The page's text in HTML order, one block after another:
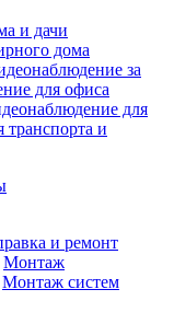
и дачи
дома
за
для офиса
для
и
и ремонт
Монтаж
Монтаж систем